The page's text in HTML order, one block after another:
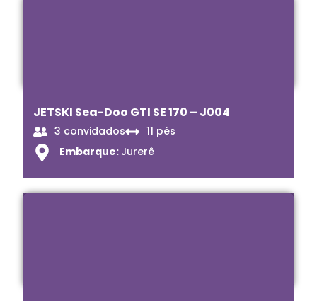
JETSKI Sea-Doo GTI SE 170 – J004
3 convidados
11 pés
Embarque: Jurerê